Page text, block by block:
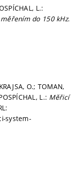
L.:
do 150 kHz.
O.; TOMAN,
L.: Měřicí
system-